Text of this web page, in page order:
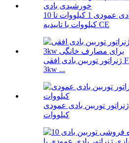
ژنراتور توربین بادی عمودی 1 کیلووات تا 10
کیلووات با تاییدیه CE
ژنراتور توربین بادی افقی FLTXNY 1kw 2kw
3kw ...
ژنراتور توربین بادی عمودی FH 1000W – 30
کیلووات